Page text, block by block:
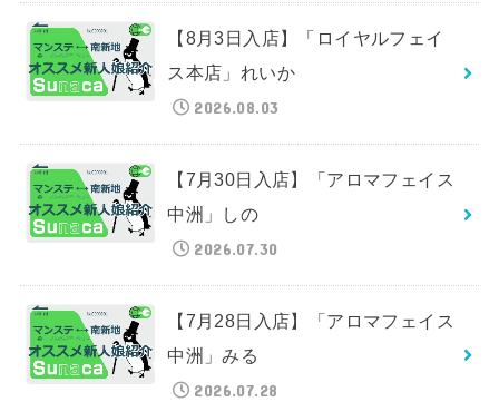
【8月3日入店】「ロイヤルフェイ
ス本店」れいか
2026.08.03
【7月30日入店】「アロマフェイス
中洲」しの
2026.07.30
【7月28日入店】「アロマフェイス
中洲」みる
2026.07.28